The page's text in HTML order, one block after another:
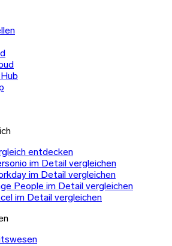
entdecken
im Detail vergleichen
im Detail vergleichen
People im Detail vergleichen
im Detail vergleichen